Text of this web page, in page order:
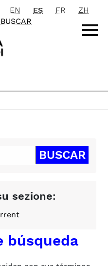
principale
EN ES FR
ZH
BUSCAR
sezione:
búsqueda